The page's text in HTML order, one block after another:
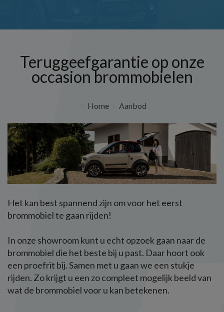
Teruggeefgarantie op onze
occasion brommobielen
Home Aanbod
Het kan best spannend zijn om voor het eerst
brommobiel te gaan rijden!
In onze showroom kunt u echt opzoek gaan naar de
brommobiel die het beste bij u past. Daar hoort ook
een proefrit bij. Samen met u gaan we een stukje
rijden. Zo krijgt u een zo compleet mogelijk beeld van
wat de brommobiel voor u kan betekenen.